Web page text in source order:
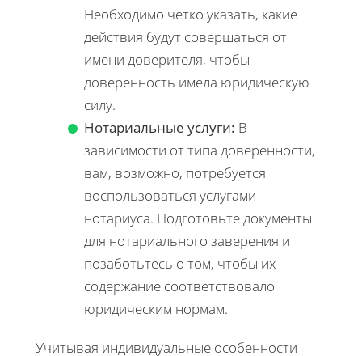
Необходимо четко указать, какие
действия будут совершаться от
имени доверителя, чтобы
доверенность имела юридическую
силу.
Нотариальные услуги: В
зависимости от типа доверенности,
вам, возможно, потребуется
воспользоваться услугами
нотариуса. Подготовьте документы
для нотариального заверения и
позаботьтесь о том, чтобы их
содержание соответствовало
юридическим нормам.
Учитывая индивидуальные особенности